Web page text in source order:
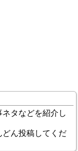
ネタなどを紹介し
どん投稿してくだ